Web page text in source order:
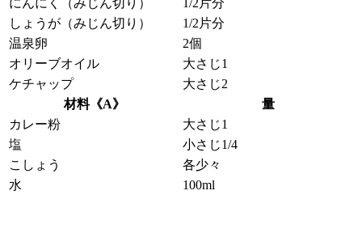
しょうが（みじん切り）
1/2片分
温泉卵
2個
オリーブオイル
大さじ1
ケチャップ
大さじ2
材料《A》
量
カレー粉
大さじ1
塩
小さじ1/4
こしょう
各少々
水
100ml